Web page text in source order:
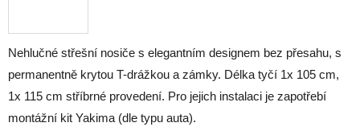
Nehlučné střešní nosiče s elegantním designem bez přesahu, s
permanentně krytou T-drážkou a zámky. Délka tyčí 1x 105 cm,
1x 115 cm stříbrné provedení. Pro jejich instalaci je zapotřebí
montážní kit Yakima (dle typu auta).